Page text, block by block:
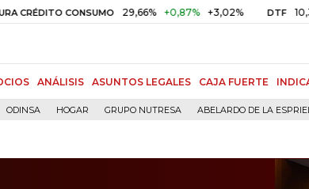
CONSUMO 29,66% +0,87% +3,02% DTF 10,34%
ANÁLISIS ASUNTOS LEGALES CAJA FUERTE
ODINSA HOGAR GRUPO NUTRESA ABELARDO DE LA